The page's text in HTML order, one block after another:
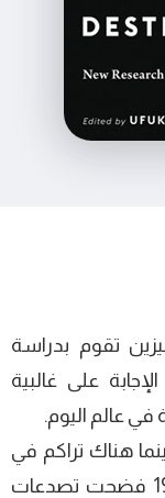
تقوم بدراسة
على غالبية
في عالم اليوم.
هناك تراكم في
الإيجارات، والبيئة تعاني، وجائحة كوفيد-19 فضحت تصدعات